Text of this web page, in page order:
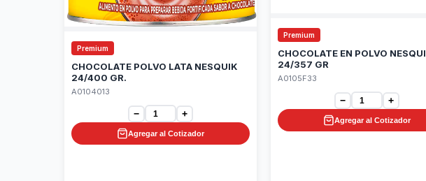
Premium
CHOCOLATE POLVO LATA NESQUIK
24/400 GR.
A0104013
− +
Agregar al Cotizador
Premium
CHOCOLATE EN POLVO
24/357 GR
A0105F33
− +
Agregar al Cotizador